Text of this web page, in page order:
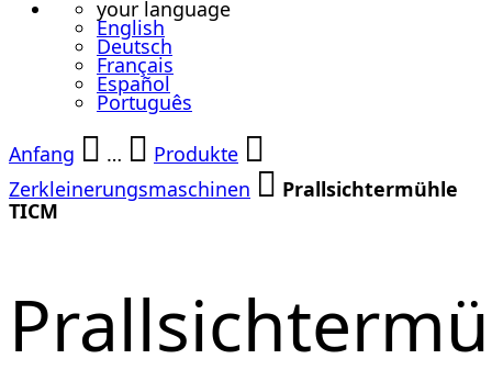
your language
English
Deutsch
Français
Español
Português
Anfang
…
Produkte
Zerkleinerungsmaschinen
Prallsichtermühle
TICM